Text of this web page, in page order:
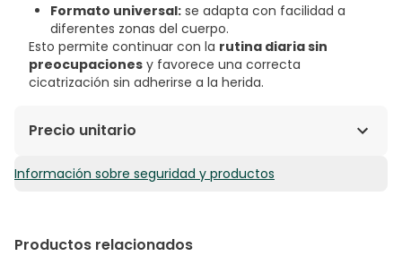
Formato universal: se adapta con facilidad a
diferentes zonas del cuerpo.
Esto permite continuar con la rutina diaria sin
preocupaciones y favorece una correcta
cicatrización sin adherirse a la herida.
Precio unitario
0,12€ / Unidades
Información sobre seguridad y productos
Productos relacionados